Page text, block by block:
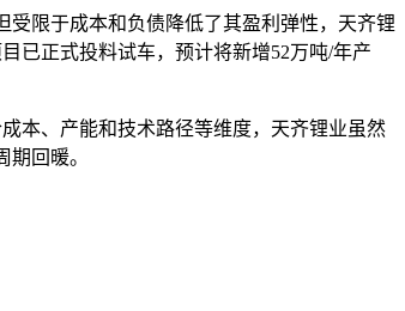
限于成本和负债降低了其盈利弹性，天齐锂
已正式投料试车，预计将新增52万吨/年产
本、产能和技术路径等维度，天齐锂业虽然
回暖。